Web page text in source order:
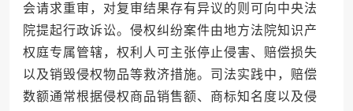
会请求重审，对复审结果存有异议的则可向中央法
院提起行政诉讼。侵权纠纷案件由地方法院知识产
权庭专属管辖，权利人可主张停止侵害、赔偿损失
以及销毁侵权物品等救济措施。司法实践中，赔偿
数额通常根据侵权商品销售额、商标知名度以及侵